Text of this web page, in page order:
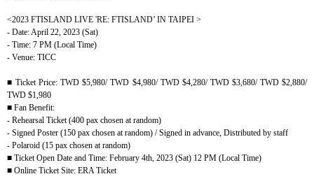
<2023 FTISLAND LIVE 'RE: FTISLAND’ IN TAIPEI >
- Date: April 22, 2023 (Sat)
- Time: 7 PM (Local Time)
- Venue: TICC
■Ticket Price: TWD $5,980/ TWD $4,980/ TWD $4,280/ TWD $3,680/ TWD $2,880/
TWD $1,980
■ Fan Benefit:
- Rehearsal Ticket (400 pax chosen at random)
- Signed Poster (150 pax chosen at random) / Signed in advance, Distributed by staff
- Polaroid (15 pax chosen at random)
■ Ticket Open Date and Time: February 4th, 2023 (Sat) 12 PM (Local Time)
■ Online Ticket Site: ERA Ticket